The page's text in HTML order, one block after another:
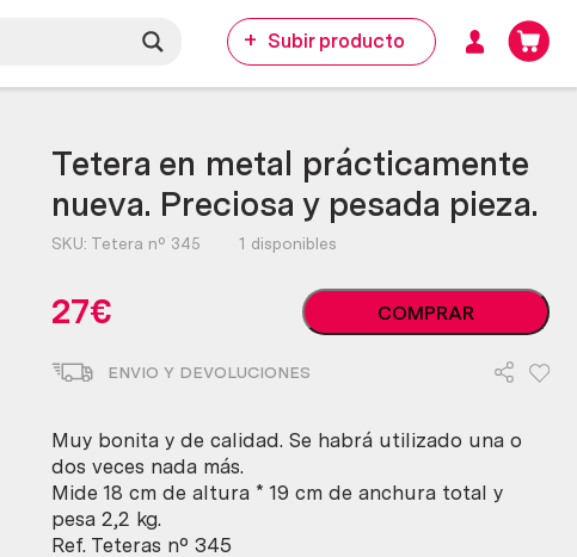
Subir producto
Tetera en metal prácticamente
nueva. Preciosa y pesada pieza.
SKU: Tetera nº 345 1 disponibles
27€
Tetera
en
prácticamente
Preciosa
pesada
COMPRAR
ENVIO Y DEVOLUCIONES
Muy bonita y de calidad. Se habrá utilizado una o
dos veces nada más.
Mide 18 cm de altura * 19 cm de anchura total y
pesa 2,2 kg.
Ref. Teteras nº 345